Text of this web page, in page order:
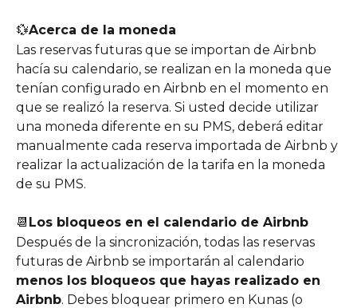
💱Acerca de la moneda
Las reservas futuras que se importan de Airbnb
hacía su calendario, se realizan en la moneda que
tenían configurado en Airbnb en el momento en
que se realizó la reserva. Si usted decide utilizar
una moneda diferente en su PMS, deberá editar
manualmente cada reserva importada de Airbnb y
realizar la actualización de la tarifa en la moneda
de su PMS.
📆 Los bloqueos en el calendario de Airbnb
Después de la sincronización, todas las reservas
futuras de Airbnb se importarán al calendario
menos los bloqueos que hayas realizado en
Airbnb. Debes bloquear primero en Kunas (o